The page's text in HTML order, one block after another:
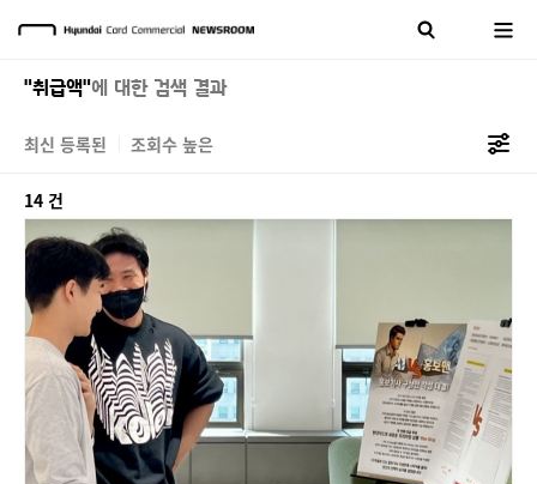
"취급액"에 대한 검색 결과
최신 등록된 조회수 높은
14 건